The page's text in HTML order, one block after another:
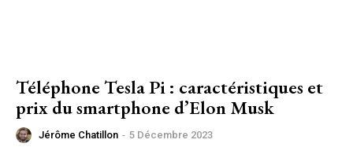
Téléphone Tesla Pi : caractéristiques et
prix du smartphone d’Elon Musk
Jérôme Chatillon - 5 Décembre 2023